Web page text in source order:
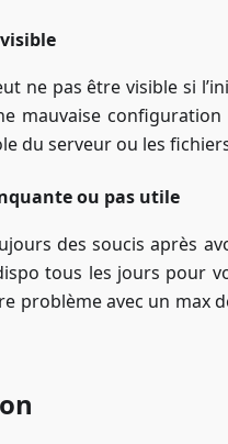
ne pas être visible si
mauvaise
du serveur ou les
ou pas utile
des soucis après
tous les jours pour
problème avec un max